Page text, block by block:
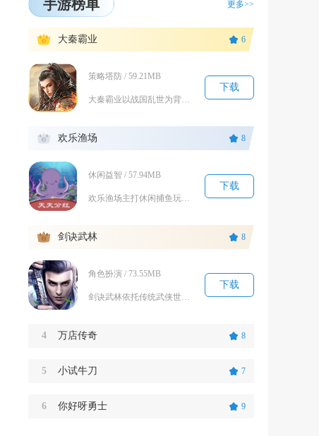
手游榜单 更多>>
1 大秦霸业 6
策略塔防 / 59.21MB
下载
2 欢乐渔场 8
休闲益智 / 57.94MB
下载
3 剑诀武林 8
角色扮演 / 73.55MB
下载
4 万店传奇 8
5 小试牛刀 7
6 你好呀勇士 9